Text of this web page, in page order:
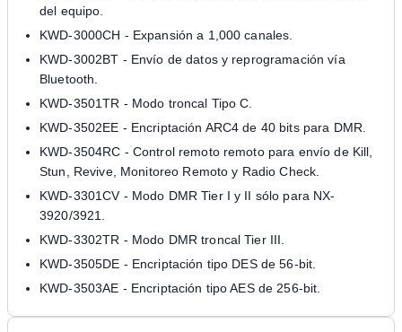
del equipo.
KWD-3000CH - Expansión a 1,000 canales.
KWD-3002BT - Envío de datos y reprogramación vía
Bluetooth.
KWD-3501TR - Modo troncal Tipo C.
KWD-3502EE - Encriptación ARC4 de 40 bits para DMR.
KWD-3504RC - Control remoto remoto para envío de Kill,
Stun, Revive, Monitoreo Remoto y Radio Check.
KWD-3301CV - Modo DMR Tier I y II sólo para NX-
3920/3921.
KWD-3302TR - Modo DMR troncal Tier III.
KWD-3505DE - Encriptación tipo DES de 56-bit.
KWD-3503AE - Encriptación tipo AES de 256-bit.